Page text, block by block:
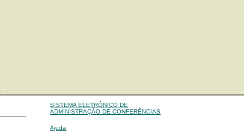
SISTEMA ELETRÔNICO DE
ADMINISTRAÇÃO DE CONFERÊNCIAS
Ajuda